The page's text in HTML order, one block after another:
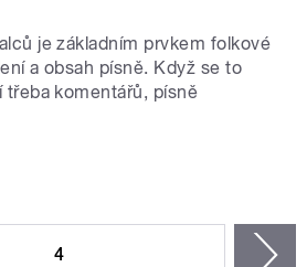
je základním prvkem folkové
a obsah písně. Když se to
třeba komentářů, písně
4